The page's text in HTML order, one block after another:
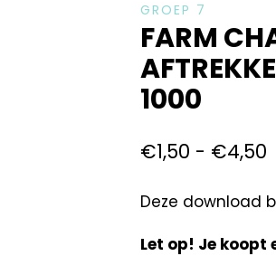
GROEP 7
FARM
1000
€1,50 - €4,50
Deze download
Let op! Je koopt